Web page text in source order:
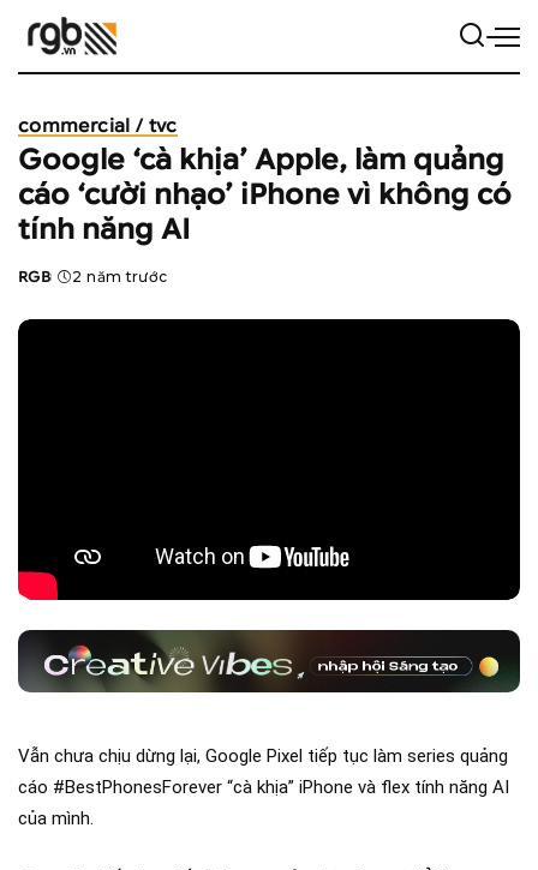
commercial / tvc
Google ‘cà khịa’ Apple, làm quảng
cáo ‘cười nhạo’ iPhone vì không có
tính năng AI
Posted
RGB 2 năm trước
Vẫn chưa chịu dừng lại, Google Pixel tiếp tục làm series quảng
cáo #BestPhonesForever “cà khịa” iPhone và flex tính năng AI
của mình.